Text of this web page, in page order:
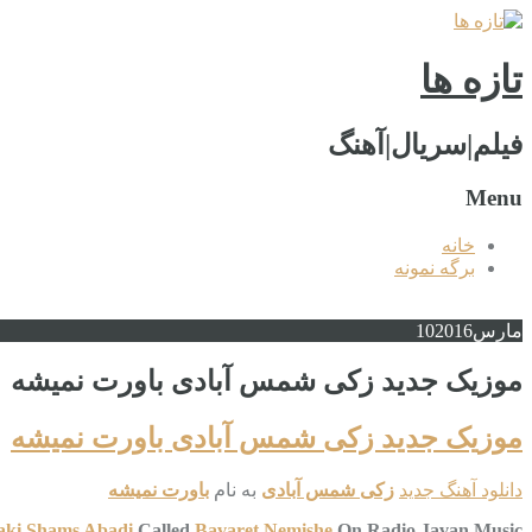
تازه ها
فیلم|سریال|آهنگ
Menu
خانه
برگه نمونه
مارس 102016
موزیک جدید زکی شمس آبادی باورت نمیشه
موزیک جدید زکی شمس آبادی باورت نمیشه
دانلود آهنگ جدید زکی شمس آبادی به نام باورت نمیشه